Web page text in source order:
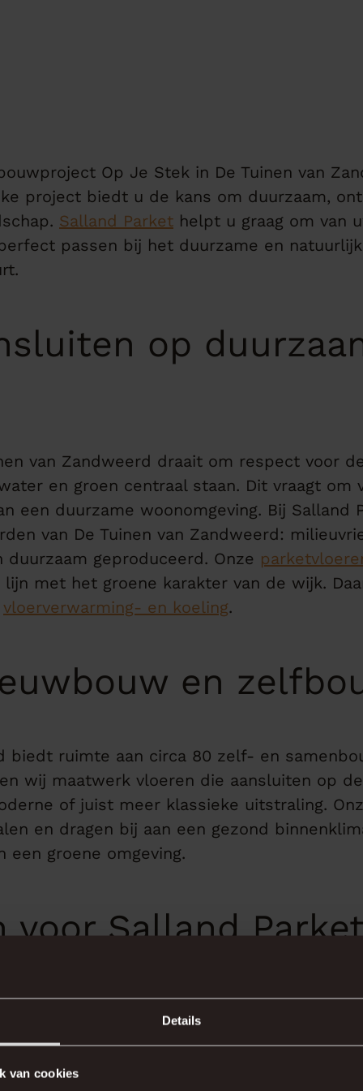
Details
van cookies
Op Je Stek in De Tuinen van
project biedt u de kans om duurzaam,
Salland Parket helpt u graag om van
passen bij het duurzame en
op
van Zandweerd draait om respect voor
en groen centraal staan. Dit vraagt om
een duurzame woonomgeving. Bij Salland
van De Tuinen van Zandweerd:
geproduceerd. Onze
met het groene karakter van de wijk.
vloerverwarming- en koeling.
en
biedt ruimte aan circa 80 zelf- en
wij maatwerk vloeren die aansluiten op
of juist meer klassieke uitstraling.
en dragen bij aan een gezond
een groene omgeving.
voor Salland
worden geproduceerd met respect
Stek en De Tuinen van Zandweerd.
uitgebreide ervaring in het leveren en
oog voor detail en duurzaamheid.